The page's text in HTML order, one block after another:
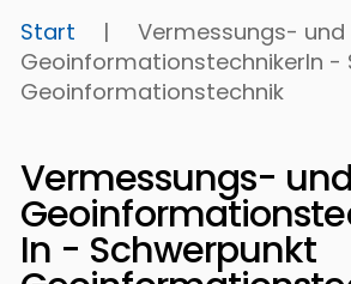
Start |
Vermessungs- und
GeoinformationstechnikerIn -
Geoinformationstechnik
Vermessungs- und
In - Schwerpunkt